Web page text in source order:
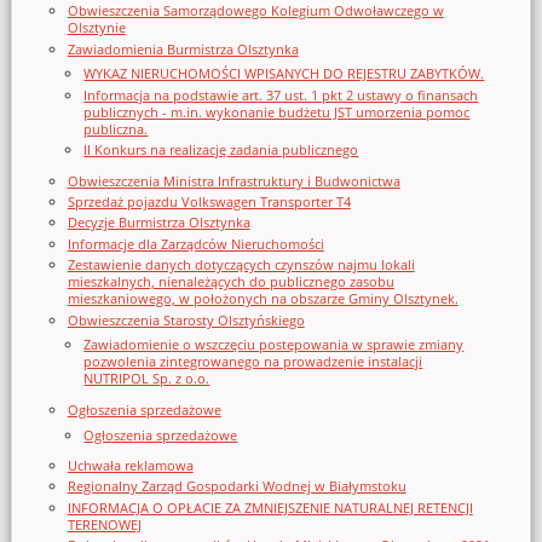
Obwieszczenia Samorządowego Kolegium Odwoławczego w
Olsztynie
Zawiadomienia Burmistrza Olsztynka
WYKAZ NIERUCHOMOŚCI WPISANYCH DO REJESTRU ZABYTKÓW.
Informacja na podstawie art. 37 ust. 1 pkt 2 ustawy o finansach
publicznych - m.in. wykonanie budżetu JST umorzenia pomoc
publiczna.
II Konkurs na realizację zadania publicznego
Obwieszczenia Ministra Infrastruktury i Budwonictwa
Sprzedaż pojazdu Volkswagen Transporter T4
Decyzje Burmistrza Olsztynka
Informacje dla Zarządców Nieruchomości
Zestawienie danych dotyczących czynszów najmu lokali
mieszkalnych, nienależących do publicznego zasobu
mieszkaniowego, w położonych na obszarze Gminy Olsztynek.
Obwieszczenia Starosty Olsztyńskiego
Zawiadomienie o wszczęciu postępowania w sprawie zmiany
pozwolenia zintegrowanego na prowadzenie instalacji
NUTRIPOL Sp. z o.o.
Ogłoszenia sprzedażowe
Ogłoszenia sprzedażowe
Uchwała reklamowa
Regionalny Zarząd Gospodarki Wodnej w Białymstoku
INFORMACJA O OPŁACIE ZA ZMNIEJSZENIE NATURALNEJ RETENCJI
TERENOWEJ